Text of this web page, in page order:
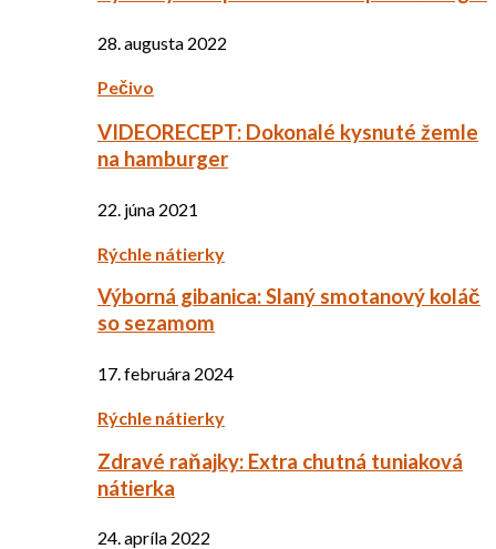
28. augusta 2022
Pečivo
VIDEORECEPT: Dokonalé kysnuté žemle
na hamburger
22. júna 2021
Rýchle nátierky
Výborná gibanica: Slaný smotanový koláč
so sezamom
17. februára 2024
Rýchle nátierky
Zdravé raňajky: Extra chutná tuniaková
nátierka
24. apríla 2022